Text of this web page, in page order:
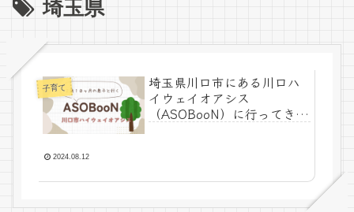
埼玉県
子育て
埼玉県川口市にある川口ハ
イウェイオアシス
（ASOBooN）に行ってきま
2024.08.12